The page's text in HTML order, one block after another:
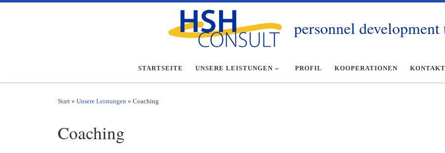
personnel
STARTSEITE UNSERE LEISTUNGEN PROFIL KOOPERATIONEN
Start » Unsere Leistungen » Coaching
Coaching